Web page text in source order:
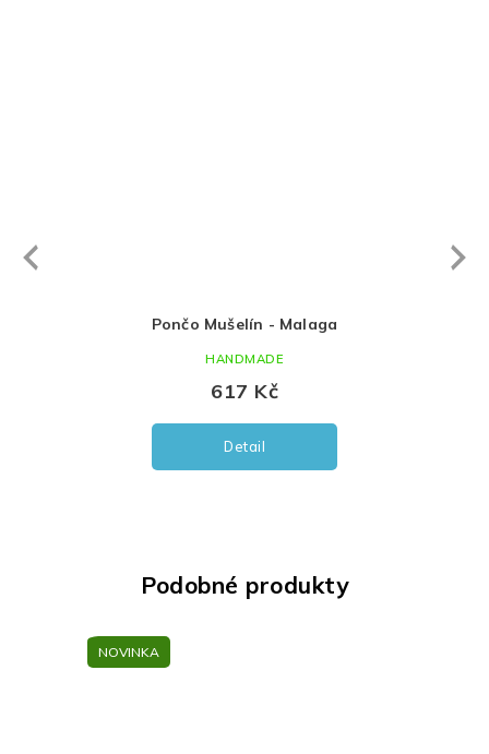
Kraťasy Mušelín - Malaga
od 377 Kč
Detail
HANDMADE
Next
Podobné produkty